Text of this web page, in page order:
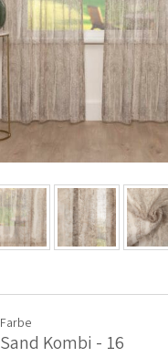
Farbe
Sand Kombi - 16